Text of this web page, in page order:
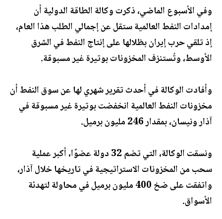
وفي الأسبوع الماضي، ذكرت وكالة الطاقة الدولية أن
إمدادات النفط العالمية ستقل عن إجمالي الطلب هذا العام،
إذ تلقي حرب إيران بظلالها على إنتاج النفط في الشرق
الأوسط، وتُستنزف المخزونات بوتيرة غير مسبوقة.
وأفادت الوكالة في أحدث تقرير شهري لها عن سوق النفط أن
مخزونات النفط العالمية انخفضت بوتيرة غير مسبوقة في
آذار ونيسان، بمقدار 246 مليون برميل.
ونسقت الوكالة، التي تضم 32 دولة عضوًا، أكبر عملية
سحب من المخزونات الاستراتيجية في تاريخها خلال آذار،
واتفقت على ضخ 400 مليون برميل في محاولة لتهدئة
الأسواق.